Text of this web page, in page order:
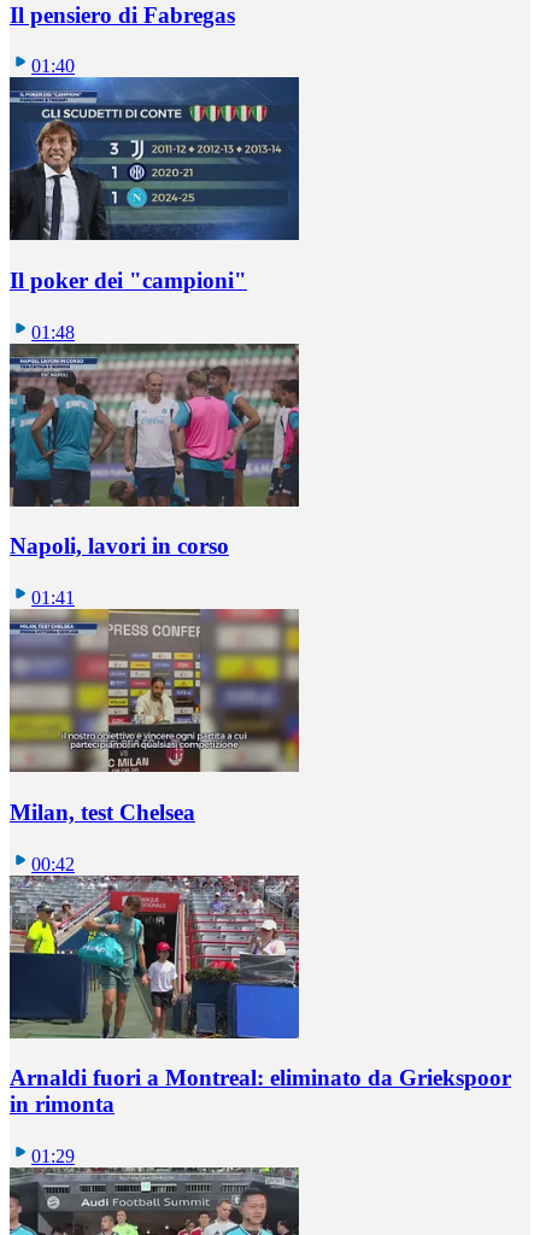
Il pensiero di Fabregas
01:40
Il poker dei "campioni"
01:48
Napoli, lavori in corso
01:41
Milan, test Chelsea
00:42
Arnaldi fuori a Montreal: eliminato da Griekspoor
in rimonta
01:29